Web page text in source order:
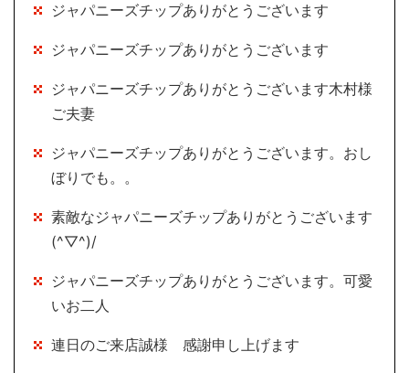
ジャパニーズチップありがとうございます
ジャパニーズチップありがとうございます
ジャパニーズチップありがとうございます木村様
ご夫妻
ジャパニーズチップありがとうございます。おし
ぼりでも。。
素敵なジャパニーズチップありがとうございます
(^▽^)/
ジャパニーズチップありがとうございます。可愛
いお二人
連日のご来店誠様 感謝申し上げます